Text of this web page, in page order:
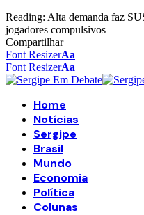
Reading: Alta demanda faz
jogadores compulsivos
Compartilhar
Font ResizerAa
Font ResizerAa
Home
Notícias
Sergipe
Brasil
Mundo
Economia
Política
Colunas